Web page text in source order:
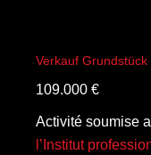
Verkauf Grundstück
109.000 €
Activité soumise
l’Institut